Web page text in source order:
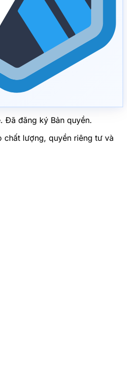
Đã đăng ký Bản quyền.
chất lượng, quyền riêng tư và